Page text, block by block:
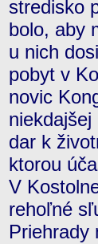
stredisko
bolo, aby
u nich
pobyt v
novic
dar k
ktorou
V
rehoľné
Priehrady